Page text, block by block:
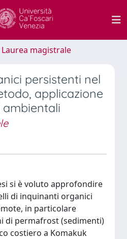
Laurea magistrale
persistenti nel
applicazione
ambientali
si è voluto approfondire
di inquinanti organici
in particolare
di permafrost (sedimenti)
costiero a Komakuk